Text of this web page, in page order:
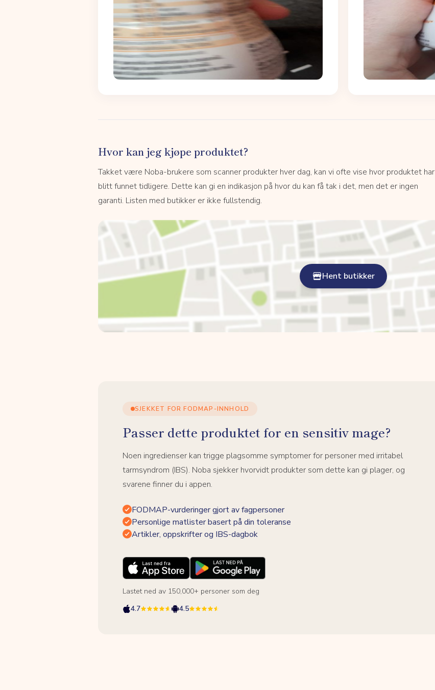
Hvor kan jeg kjøpe produktet?
Takket være Noba-brukere som scanner produkter hver dag, kan vi ofte vise hvor produktet har
blitt funnet tidligere. Dette kan gi en indikasjon på hvor du kan få tak i det, men det er ingen
garanti. Listen med butikker er ikke fullstendig.
Hent butikker
SJEKKET FOR FODMAP-INNHOLD
Passer dette produktet for en sensitiv mage?
Noen ingredienser kan trigge plagsomme symptomer for personer med irritabel
tarmsyndrom (IBS). Noba sjekker hvorvidt produkter som dette kan gi plager, og
svarene finner du i appen.
FODMAP-vurderinger gjort av fagpersoner
Personlige matlister basert på din toleranse
Artikler, oppskrifter og IBS-dagbok
Lastet ned av 150,000+ personer som deg
4.7
4.5